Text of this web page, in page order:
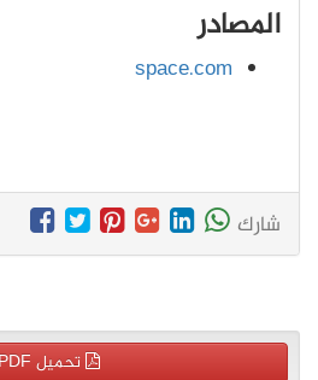
المصادر
space.com
شارك
تحميل PDF